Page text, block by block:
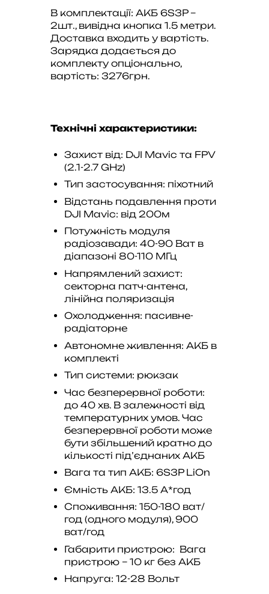
В комплектації: АКБ 6S3P –
2шт., вивідна кнопка 1.5 метри.
Доставка входить у вартість.
Зарядка додається до
комплекту опціонально,
вартість: 3276грн.
Технічні характеристики:
Захист від: DJI Mavic та FPV
(2.1-2.7 GHz)
Тип застосування: піхотний
Відстань подавлення проти
DJI Mavic: від 200м
Потужність модуля
радіозавади: 40-90 Ват в
діапазоні 80-110 МГц
Напрямлений захист:
секторна патч-антена,
лінійна поляризація
Охолодження: пасивне-
радіаторне
Автономне живлення: АКБ в
комплекті
Тип системи: рюкзак
Час безперервної роботи:
до 40 хв. В залежності від
температурних умов. Час
безперервної роботи може
бути збільшений кратно до
кількості під’єднаних АКБ
Вага та тип АКБ: 6S3P LiOn
Ємність АКБ: 13.5 А*год
Споживання: 150-180 ват/
год (одного модуля), 900
ват/год
Габарити пристрою: Вага
пристрою – 10 кг без АКБ
Напруга: 12-28 Вольт